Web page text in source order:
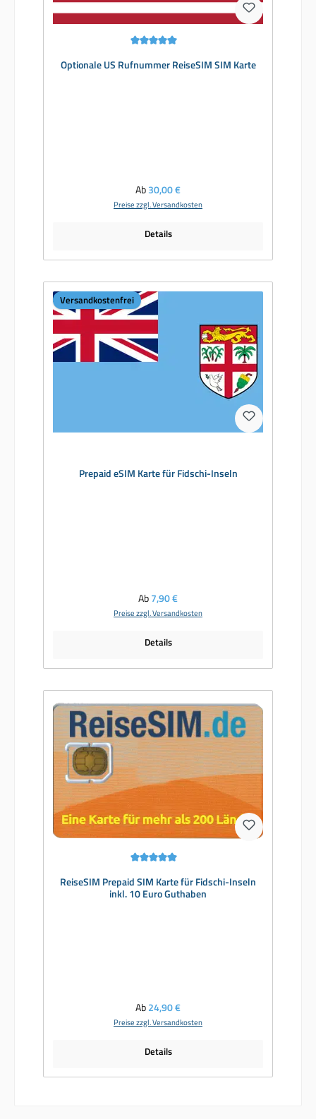
Optionale US Rufnummer ReiseSIM SIM Karte
Regulärer Preis:
Ab30,00 €
Preise zzgl. Versandkosten
Details
Versandkostenfrei
Prepaid eSIM Karte für Fidschi-Inseln
Regulärer Preis:
Ab7,90 €
Preise zzgl. Versandkosten
Details
ReiseSIM Prepaid SIM Karte für Fidschi-Inseln
inkl. 10 Euro Guthaben
Regulärer Preis:
Ab24,90 €
Preise zzgl. Versandkosten
Details